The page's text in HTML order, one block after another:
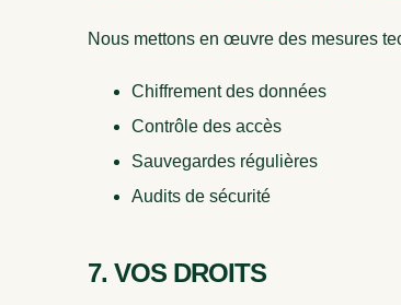
Nous mettons en œuvre des mesures
Chiffrement des données
Contrôle des accès
Sauvegardes régulières
Audits de sécurité
7. VOS DROITS